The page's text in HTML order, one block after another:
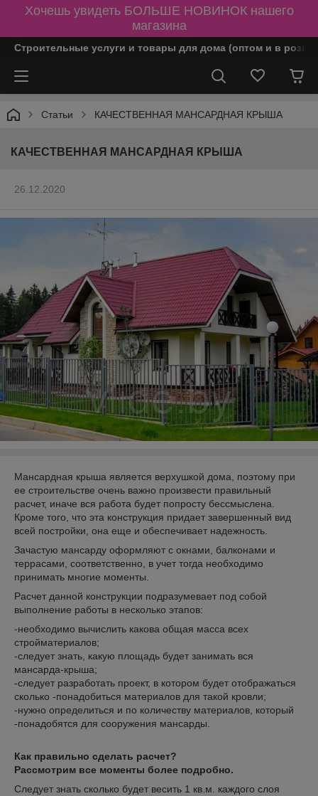
Хочешь увидеть БОЛЬШЕ НОВИНОК нашего
магазина
Строительные услуги и товары для дома (оптом и в
Статьи КАЧЕСТВЕННАЯ МАНСАРДНАЯ КРЫША
КАЧЕСТВЕННАЯ МАНСАРДНАЯ КРЫША
26.12.2020
Мансардная крыша является верхушкой дома, поэтому при
ее строительстве очень важно произвести правильный
расчет, иначе вся работа будет попросту бессмыслена.
Кроме того, что эта конструкция придает завершенный вид
всей постройки, она еще и обеспечивает надежность.
Зачастую мансарду оформляют с окнами, балконами и
террасами, соответственно, в учет тогда необходимо
принимать многие моменты.
Расчет данной конструкции подразумевает под собой
выполнение работы в несколько этапов:
-необходимо вычислить какова общая масса всех
стройматериалов;
-следует знать, какую площадь будет занимать вся
мансарда-крыша;
-следует разработать проект, в котором будет отображаться
сколько -понадобиться материалов для такой кровли;
-нужно определиться и по количеству материалов, который
-понадобятся для сооружения мансарды.
Как правильно сделать расчет?
Рассмотрим все моменты более подробно.
Следует знать сколько будет весить 1 кв.м. каждого слоя